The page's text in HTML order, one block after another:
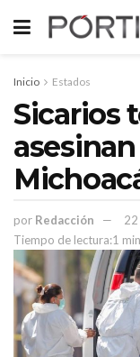
Inicio Estados
Sicarios
por Redacción
22
Tiempo de lectura:1